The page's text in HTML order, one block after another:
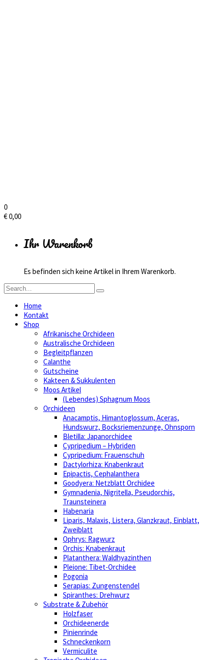
0
€0,00
Ihr Warenkorb
Es befinden sich keine Artikel in Ihrem Warenkorb.
Home
Kontakt
Shop
Afrikanische Orchideen
Australische Orchideen
Begleitpflanzen
Calanthe
Gutscheine
Kakteen & Sukkulenten
Moos Artikel
(Lebendes) Sphagnum Moos
Orchideen
Anacamptis, Himantoglossum, Aceras,
Hundswurz, Bocksriemenzunge, Ohnsporn
Bletilla: Japanorchidee
Cypripedium – Hybriden
Cypripedium: Frauenschuh
Dactylorhiza: Knabenkraut
Epipactis, Cephalanthera
Goodyera: Netzblatt Orchidee
Gymnadenia, Nigritella, Pseudorchis,
Traunsteinera
Habenaria
Liparis, Malaxis, Listera, Glanzkraut, Einblatt,
Zweiblatt
Ophrys: Ragwurz
Orchis: Knabenkraut
Platanthera: Waldhyazinthen
Pleione: Tibet-Orchidee
Pogonia
Serapias: Zungenstendel
Spiranthes: Drehwurz
Substrate & Zubehör
Holzfaser
Orchideenerde
Pinienrinde
Schneckenkorn
Vermiculite